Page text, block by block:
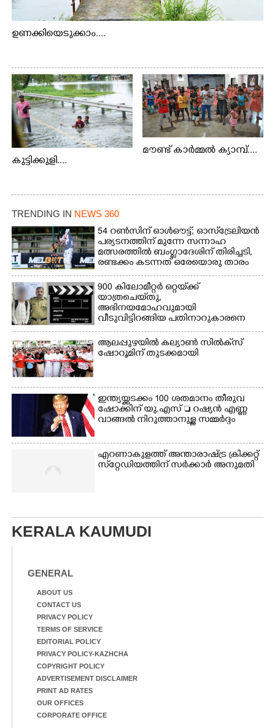
ഉണക്കിയെടുക്കാം....
കുട്ടിക്കുളി....
മൗണ്ട് കാർമ്മൽ ക്യാമ്പ്....
TRENDING IN NEWS 360
54 റൺസിന് ഓൾഔട്ട്; ഓസ്‌ട്രേലിയൻ
പര്യടനത്തിന് മുന്നേ സന്നാഹ
മത്സരത്തിൽ ബംഗ്ലാദേശിന് തിരിച്ചടി,
രണ്ടക്കം കടന്നത് ഒരേയൊരു താരം
900 കിലോമീറ്റർ ഒറ്റയ്‌ക്ക്
യാത്രചെ‌യ്‌തു,​
അഭിനയമോഹവുമായി
വീടുവിട്ടിറങ്ങിയ പതിനാറുകാരനെ
കണ്ടെത്തിയത് ഫിലിം സിറ്റിയിൽ
ആലപ്പുഴയിൽ കല്യാൺ സിൽക്‌സ്
ഷോറൂമിന് തുടക്കമായി
ഇന്ത്യയ്ക്കടക്കം 100 ശതമാനം തീരുവ
ഷോക്കിന് യു.എസ്  റഷ്യൻ എണ്ണ
വാങ്ങൽ നിറുത്താനുള്ള സമ്മർദ്ദം
എറണാകുളത്ത് അന്താരാഷ്ട്ര ക്രിക്കറ്റ്
സ്‌റ്റേഡിയത്തിന് സർക്കാർ അനുമതി
KERALA KAUMUDI
GENERAL
ABOUT US
CONTACT US
PRIVACY POLICY
TERMS OF SERVICE
EDITORIAL POLICY
PRIVACY POLICY-KAZHCHA
COPYRIGHT POLICY
ADVERTISEMENT DISCLAIMER
PRINT AD RATES
OUR OFFICES
CORPORATE OFFICE